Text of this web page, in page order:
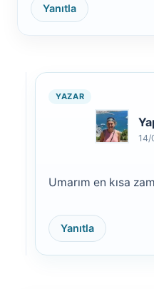
Yanıtla
14/
Umarım en kısa
Yanıtla